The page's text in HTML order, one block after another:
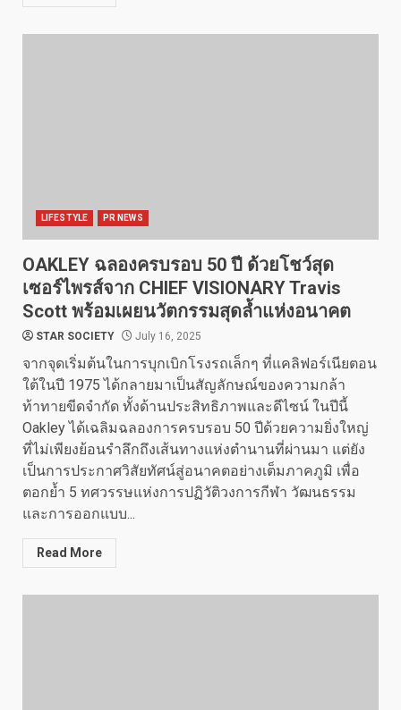
LIFESTYLE PR NEWS
OAKLEY ฉลองครบรอบ 50 ปี ด้วยโชว์สุด
เซอร์ไพรส์จาก CHIEF VISIONARY Travis
Scott พร้อมเผยนวัตกรรมสุดล้ำแห่งอนาคต
STAR SOCIETY July 16, 2025
จากจุดเริ่มต้นในการบุกเบิกโรงรถเล็กๆ ที่แคลิฟอร์เนียตอน
ใต้ในปี 1975 ได้กลายมาเป็นสัญลักษณ์ของความกล้า
ท้าทายขีดจำกัด ทั้งด้านประสิทธิภาพและดีไซน์ ในปีนี้
Oakley ได้เฉลิมฉลองการครบรอบ 50 ปีด้วยความยิ่งใหญ่
ที่ไม่เพียงย้อนรำลึกถึงเส้นทางแห่งตำนานที่ผ่านมา แต่ยัง
เป็นการประกาศวิสัยทัศน์สู่อนาคตอย่างเต็มภาคภูมิ เพื่อ
ตอกย้ำ 5 ทศวรรษแห่งการปฏิวัติวงการกีฬา วัฒนธรรม
และการออกแบบ...
Read More